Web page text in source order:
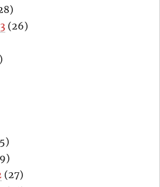
(26)
(27)